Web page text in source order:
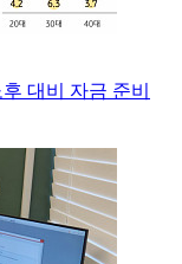
대비 자금 준비